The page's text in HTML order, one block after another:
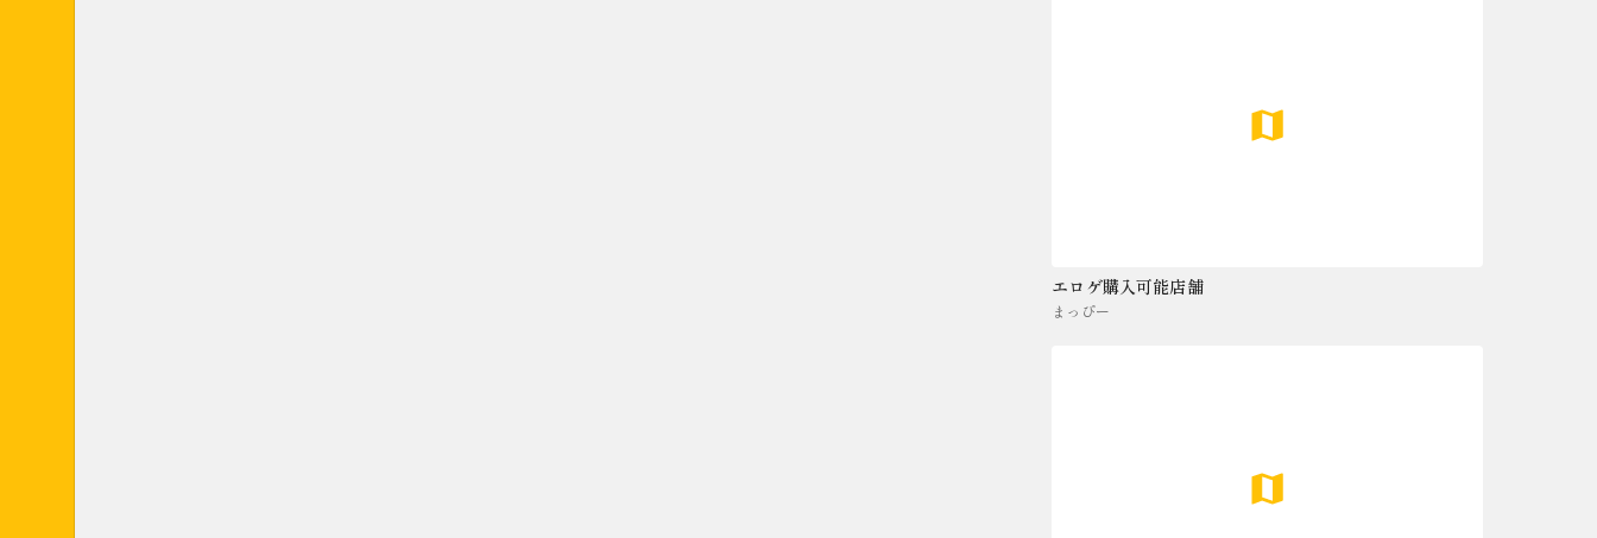
エロゲ購入可能店舗
まっぴー